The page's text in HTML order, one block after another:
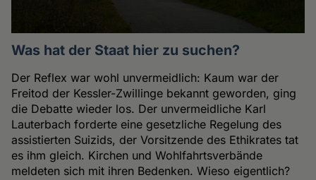
Was hat der Staat hier zu suchen?
Der Reflex war wohl unvermeidlich: Kaum war der
Freitod der Kessler-Zwillinge bekannt geworden, ging
die Debatte wieder los. Der unvermeidliche Karl
Lauterbach forderte eine gesetzliche Regelung des
assistierten Suizids, der Vorsitzende des Ethikrates tat
es ihm gleich. Kirchen und Wohlfahrtsverbände
meldeten sich mit ihren Bedenken. Wieso eigentlich?